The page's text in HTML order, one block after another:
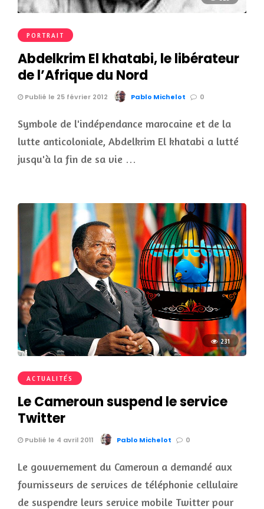
PORTRAIT
Abdelkrim El khatabi, le libérateur
de l’Afrique du Nord
Publié le 25 février 2012 Pablo Michelot 0
Symbole de l'indépendance marocaine et de la
lutte anticoloniale, Abdelkrim El khatabi a lutté
jusqu'à la fin de sa vie …
231
ACTUALITÉS
Le Cameroun suspend le service
Twitter
Publié le 4 avril 2011 Pablo Michelot 0
Le gouvernement du Cameroun a demandé aux
fournisseurs de services de téléphonie cellulaire
de suspendre leurs service mobile Twitter pour